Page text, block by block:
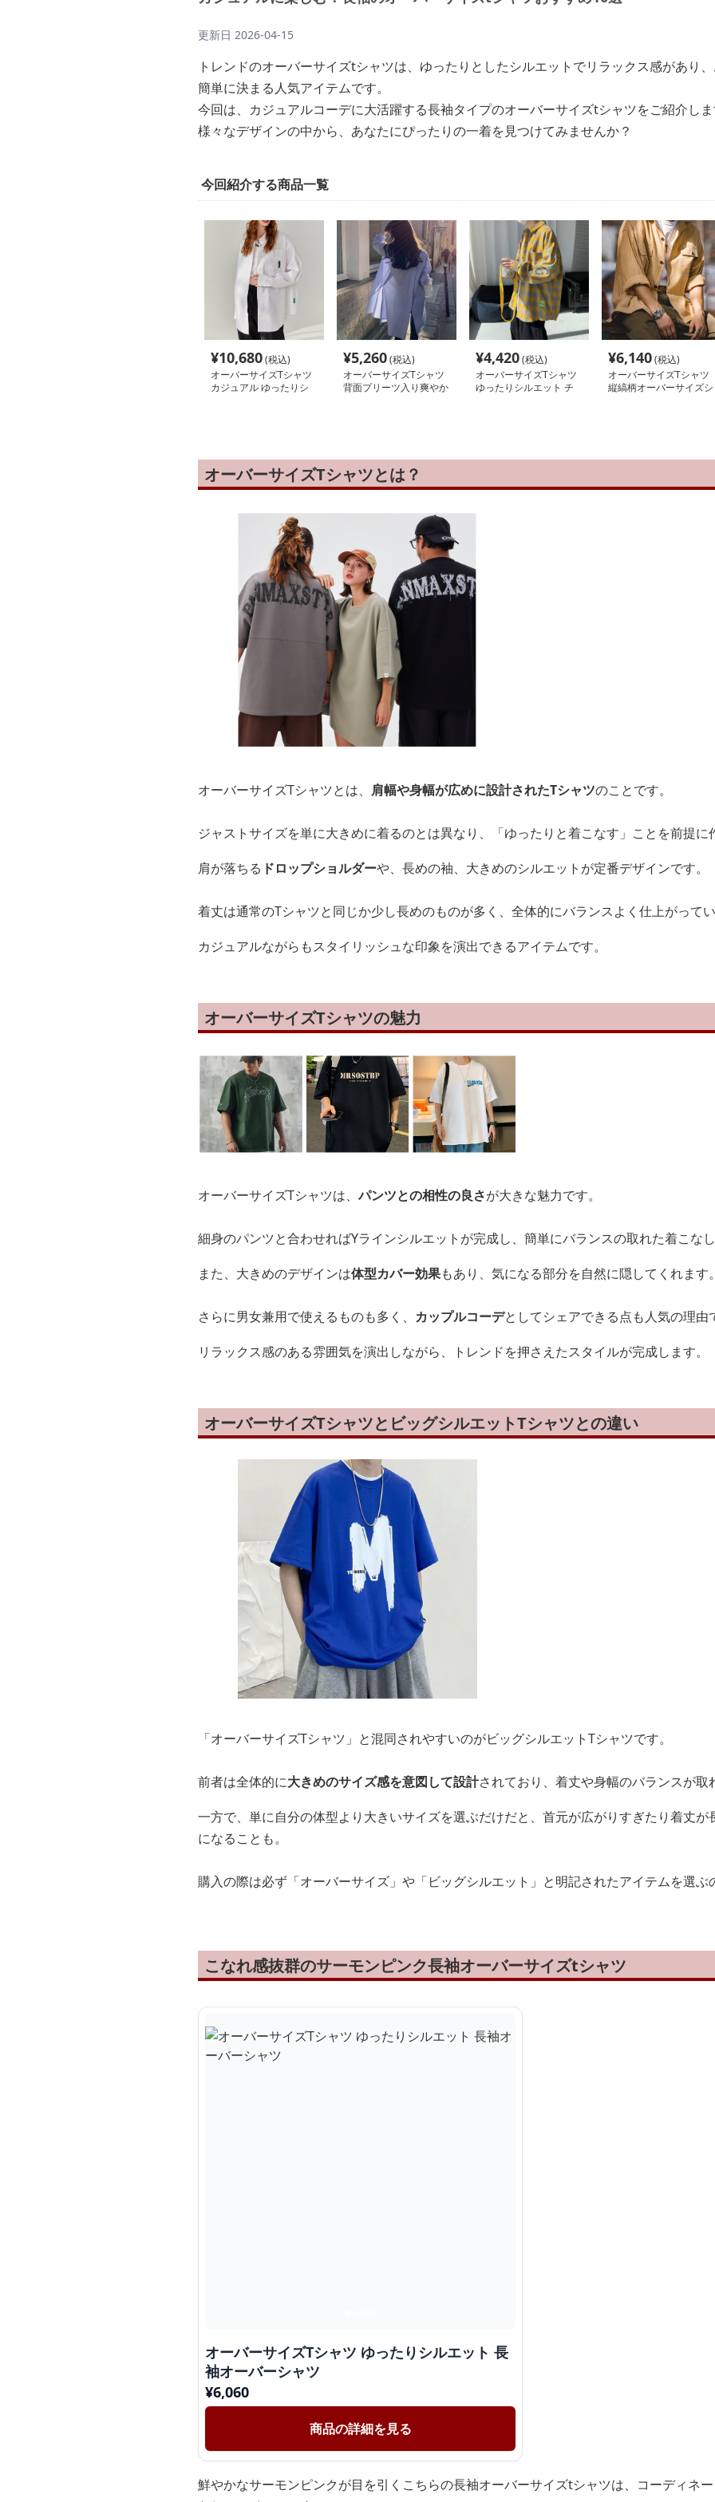
更新日 2026-04-15
トレンドのオーバーサイズtシャツは、ゆったりとしたシルエットでリラックス感があり
簡単に決まる人気アイテムです。
今回は、カジュアルコーデに大活躍する長袖タイプのオーバーサイズtシャツをご紹介しま
様々なデザインの中から、あなたにぴったりの一着を見つけてみませんか？
今回紹介する商品一覧
¥10,680(税込)
オーバーサイズTシャツ
カジュアル ゆったりシ
¥5,260(税込)
オーバーサイズTシャツ
背面プリーツ入り爽やか
¥4,420(税込)
オーバーサイズTシャツ
ゆったりシルエット チ
¥6,140(税込)
オーバーサイズTシャツ
縦縞柄オーバーサイズシ
オーバーサイズTシャツとは？
オーバーサイズTシャツとは、 肩幅や身幅が広めに設計されたTシャツのことです。
ジャストサイズを単に大きめに着るのとは異なり、「ゆったりと着こなす」ことを前提に
肩が落ちる ドロップショルダーや、長めの袖、大きめのシルエットが定番デザインです。
着丈は通常のTシャツと同じか少し長めのものが多く、全体的にバランスよく仕上がってい
カジュアルながらもスタイリッシュな印象を演出できるアイテムです。
オーバーサイズTシャツの魅力
オーバーサイズTシャツは、パンツとの相性の良さが大きな魅力です。
細身のパンツと合わせればYラインシルエットが完成し、簡単にバランスの取れた着こなし
また、大きめのデザインは体型カバー効果もあり、気になる部分を自然に隠してくれます。
さらに男女兼用で使えるものも多く、 カップルコーデとしてシェアできる点も人気の理由
リラックス感のある雰囲気を演出しながら、トレンドを押さえたスタイルが完成します。
オーバーサイズTシャツとビッグシルエットTシャツとの違い
「オーバーサイズTシャツ」と混同されやすいのがビッグシルエットTシャツです。
前者は全体的に大きめのサイズ感を意図して設計されており、着丈や身幅のバランスが取
一方で、単に自分の体型より大きいサイズを選ぶだけだと、首元が広がりすぎたり着丈
になることも。
購入の際は必ず「オーバーサイズ」や「ビッグシルエット」と明記されたアイテムを選ぶ
こなれ感抜群のサーモンピンク長袖オーバーサイズtシャツ
オーバーサイズTシャツ ゆったりシルエット 長
袖オーバーシャツ
¥6,060
商品の詳細を見る
鮮やかなサーモンピンクが目を引くこちらの長袖オーバーサイズtシャツは、コーディネ